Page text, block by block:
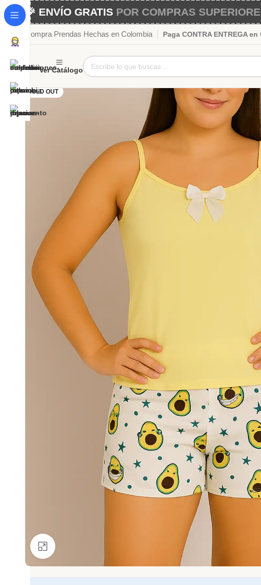
🎉 ENVÍO GRATIS POR COMPRAS
Compra Prendas Hechas en Colombia Paga CONTRA ENTREGA
Ver Catálogo
SOLD OUT